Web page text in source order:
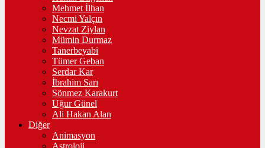
Mehmet İlhan
Necmi Yalçın
Nevzat Ziylan
Mümin Durmaz
Tanerbeyabi
Tümer Geban
Serdar Kar
İbrahim Sarı
Sönmez Karakurt
Uğur Günel
Ali Hakan Alan
Diğer
Animasyon
Astroloji